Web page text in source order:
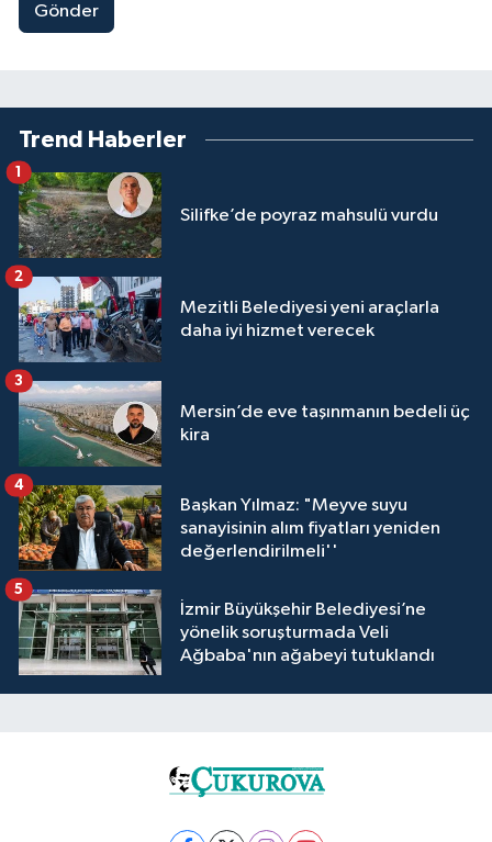
Gönder
Trend Haberler
Silifke’de poyraz mahsulü vurdu
1
Mezitli Belediyesi yeni araçlarla
daha iyi hizmet verecek
2
Mersin’de eve taşınmanın bedeli üç
kira
3
Başkan Yılmaz: "Meyve suyu
sanayisinin alım fiyatları yeniden
değerlendirilmeli''
4
İzmir Büyükşehir Belediyesi’ne
yönelik soruşturmada Veli
Ağbaba'nın ağabeyi tutuklandı
5